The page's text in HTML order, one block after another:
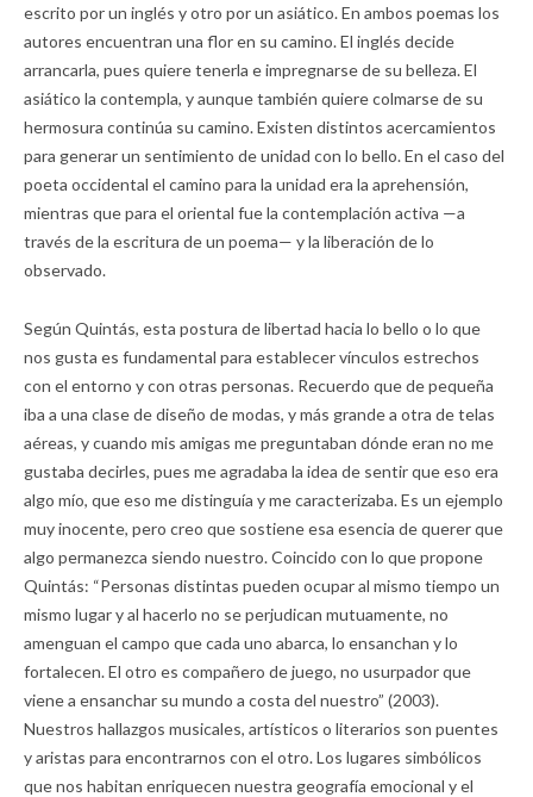
escrito por un inglés y otro por un asiático. En ambos poemas los
autores encuentran una flor en su camino. El inglés decide
arrancarla, pues quiere tenerla e impregnarse de su belleza. El
asiático la contempla, y aunque también quiere colmarse de su
hermosura continúa su camino. Existen distintos acercamientos
para generar un sentimiento de unidad con lo bello. En el caso del
poeta occidental el camino para la unidad era la aprehensión,
mientras que para el oriental fue la contemplación activa —a
través de la escritura de un poema— y la liberación de lo
observado.
Según Quintás, esta postura de libertad hacia lo bello o lo que
nos gusta es fundamental para establecer vínculos estrechos
con el entorno y con otras personas. Recuerdo que de pequeña
iba a una clase de diseño de modas, y más grande a otra de telas
aéreas, y cuando mis amigas me preguntaban dónde eran no me
gustaba decirles, pues me agradaba la idea de sentir que eso era
algo mío, que eso me distinguía y me caracterizaba. Es un ejemplo
muy inocente, pero creo que sostiene esa esencia de querer que
algo permanezca siendo nuestro. Coincido con lo que propone
Quintás: “Personas distintas pueden ocupar al mismo tiempo un
mismo lugar y al hacerlo no se perjudican mutuamente, no
amenguan el campo que cada uno abarca, lo ensanchan y lo
fortalecen. El otro es compañero de juego, no usurpador que
viene a ensanchar su mundo a costa del nuestro” (2003).
Nuestros hallazgos musicales, artísticos o literarios son puentes
y aristas para encontrarnos con el otro. Los lugares simbólicos
que nos habitan enriquecen nuestra geografía emocional y el